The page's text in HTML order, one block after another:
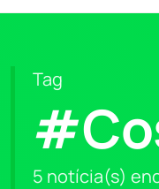
Tag
5 notícia(s)